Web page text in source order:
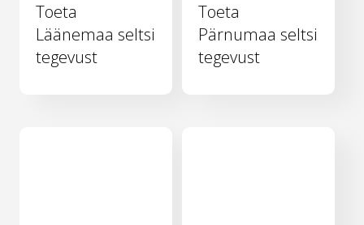
Toeta
Läänemaa seltsi
tegevust
Toeta
Pärnumaa seltsi
tegevust